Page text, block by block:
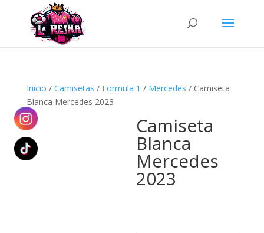
Búsqueda
productos
Inicio / Camisetas / Formula 1 / Mercedes / Camiseta
Blanca Mercedes 2023
Camiseta
Blanca
Mercedes
2023